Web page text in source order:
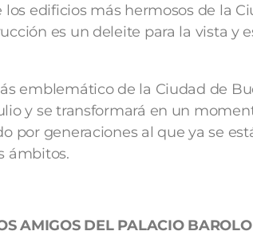
los edificios más hermosos de la
es un deleite para la vista y
emblemático de la Ciudad de
y se transformará en un
por generaciones al que ya se
ámbitos.
AMIGOS DEL PALACIO BAROLO